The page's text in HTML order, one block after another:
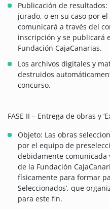
Publicación de
jurado, o en su caso por
comunicará a través del
inscripción y se publicará
Fundación CajaCanarias.
Los archivos digitales y
destruidos
concurso.
FASE II – Entrega de obras y
Objeto: Las obras
por el equipo de
debidamente
de la Fundación
físicamente para formar
Seleccionados’, que
para este fin.